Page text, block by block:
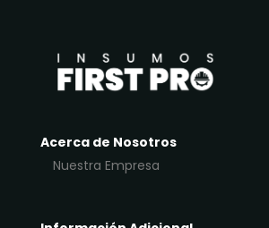
Acerca de Nosotros
Nuestra Empresa